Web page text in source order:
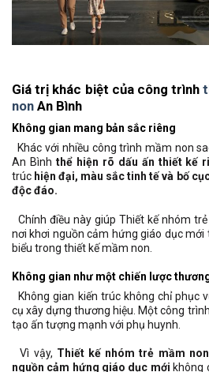
Giá trị khác biệt của công trình
non An Bình
Không gian mang bản sắc riêng
Khác với nhiều công trình mầm non
An Bình thể hiện rõ dấu ấn thiết kế
trúc hiện đại, màu sắc tinh tế và bố
độc đáo.
Chính điều này giúp Thiết kế nhóm
nơi khơi nguồn cảm hứng giáo dục
biểu trong thiết kế mầm non.
Không gian như một chiến lược
Không gian kiến trúc không chỉ phục
cụ xây dựng thương hiệu. Một công
tạo ấn tượng mạnh với phụ huynh.
Vì vậy, Thiết kế nhóm trẻ mầm
nguồn cảm hứng giáo dục mới không